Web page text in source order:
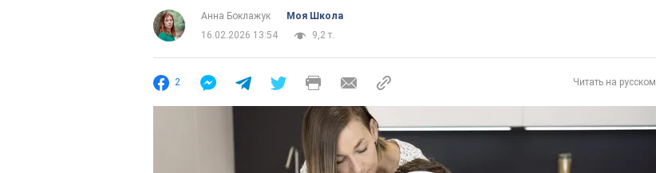
Анна Боклажук
Моя Школа
16.02.2026 13:54
9,2 т.
2 Читать на русском